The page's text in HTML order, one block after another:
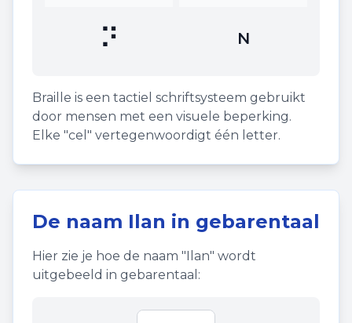
⠝ N
Braille is een tactiel schriftsysteem gebruikt
door mensen met een visuele beperking.
Elke "cel" vertegenwoordigt één letter.
De naam Ilan in gebarentaal
Hier zie je hoe de naam "Ilan" wordt
uitgebeeld in gebarentaal: